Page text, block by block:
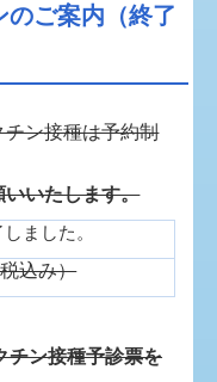
ご案内（終了
ン接種は予約制
いいたします。
ました。
込み）
チン接種予診票を